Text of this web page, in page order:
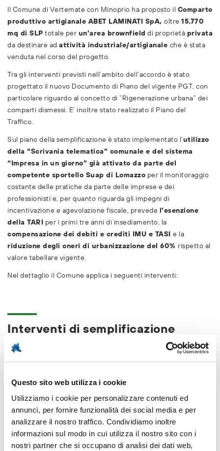
Questo sito web utilizza i cookie
Utilizziamo i cookie per personalizzare contenuti ed
annunci, per fornire funzionalità dei social media e per
analizzare il nostro traffico. Condividiamo inoltre
informazioni sul modo in cui utilizza il nostro sito con i
nostri partner che si occupano di analisi dei dati web,
Il Comune di Vertemate con Minoprio ha proposto il Comparto
produttivo artigianale ABET LAMINATI SpA, oltre 15.770
mq di SLP totale per un’area brownfield di proprietà privata
da destinare ad attività industriale/artigianale che è stata
venduta nel corso del progetto.
Tra gli interventi previsti nell’ambito dell’accordo è stato
progettato il nuovo Documento di Piano del vigente PGT, con
particolare riguardo al concetto di “Rigenerazione urbana” dei
comparti dismessi. E’ inoltre stato realizzato il Piano del
Traffico.
Sul piano della semplificazione è stato implementato l’utilizzo
della “Scrivania telematica” comunale e del sistema
“Impresa in un giorno” già attivato da parte del
competente sportello Suap di Lomazzo per il monitoraggio
costante delle pratiche da parte delle imprese e dei
professionisti e, per quanto riguarda gli impegni di
incentivazione e agevolazione fiscale, prevede l’esenzione
della TARI per i primi tre anni di insediamento, la
compensazione dei debiti e crediti IMU e TASI e la
riduzione degli oneri di urbanizzazione del 60% rispetto al
valore tabellare vigente.
Nel dettaglio il Comune applica i seguenti interventi:
Interventi di semplificazione
Garantisce che ilPiano Attuativopresentato
termineminore di 90 giornidalla data di
protocollazione della richiesta.
Rilascia, a fronte della completezza dell’istanza, il
Permesso di Costruirein un termineminore di 60
giornidalla richiesta.